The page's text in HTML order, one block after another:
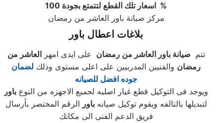
اسعار تلك القطع لتتمتع بجودة 100 %
مركز صيانة باور العاشر من رمضان
بلاغات اعطال باور
تتم صيانة باور العاشر من رمضان على ايدى امهرالعاشر من
رمضان والفنيين المدربيين على اعلى مستوى وذلك لضمان
جوده افضل للصيانه
ويوجد فى التوكيل قطع غيار اصليه لجميع الاجهزه من النوع باور
لتبديلها بالتالفه ويقوم توكيل صيانهباور الرقم المختصر بأرسال
فريق الدعم الفنى الى مكانك